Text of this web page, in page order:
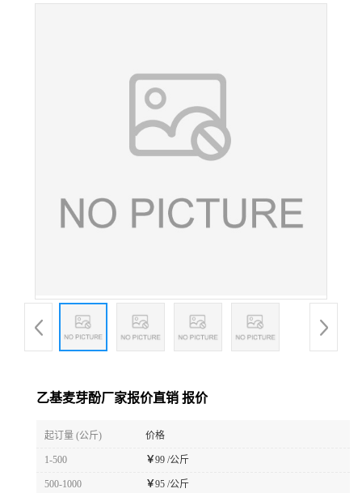
乙基麦芽酚厂家报价直销 报价
起订量 (公斤) 价格
1-500 ￥99 /公斤
500-1000 ￥95 /公斤